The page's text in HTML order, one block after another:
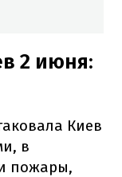
2 июня:
Киев
в
пожары,